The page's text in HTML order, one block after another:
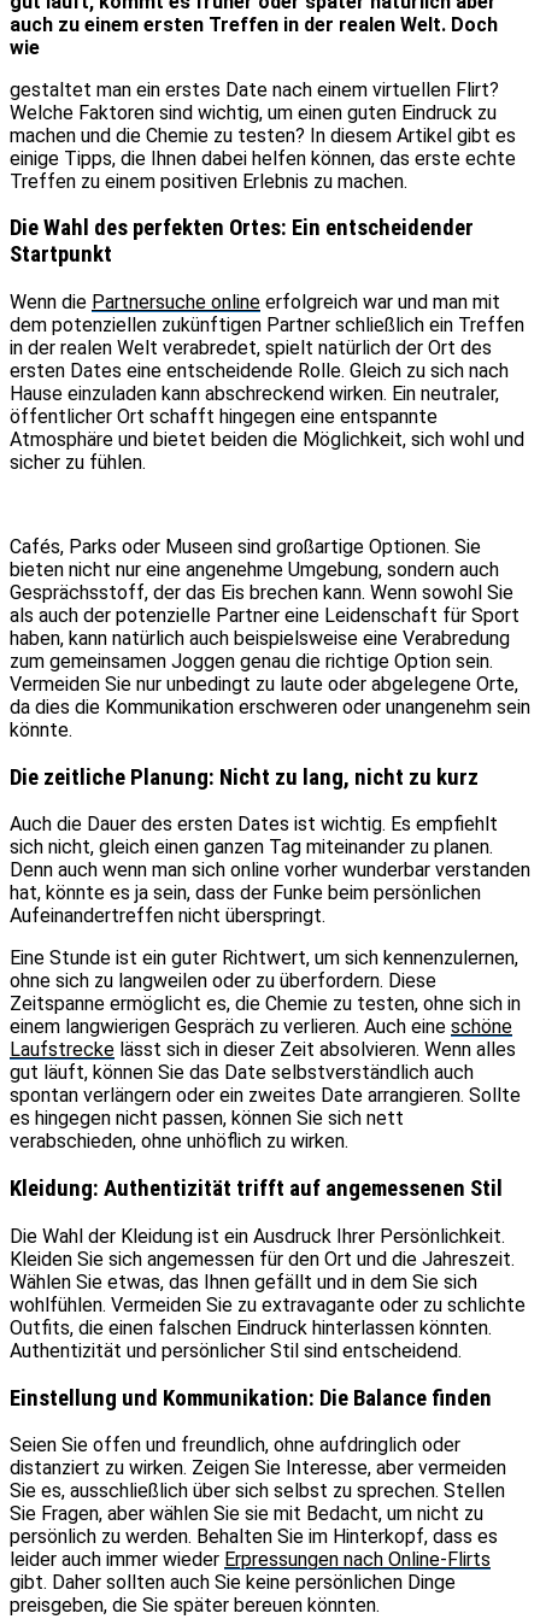
auch zu einem ersten Treffen in der realen Welt. Doch
wie
gestaltet man ein erstes Date nach einem virtuellen Flirt?
Welche Faktoren sind wichtig, um einen guten Eindruck zu
machen und die Chemie zu testen? In diesem Artikel gibt es
einige Tipps, die Ihnen dabei helfen können, das erste echte
Treffen zu einem positiven Erlebnis zu machen.
Die Wahl des perfekten Ortes: Ein entscheidender
Startpunkt
Wenn die Partnersuche online erfolgreich war und man mit
dem potenziellen zukünftigen Partner schließlich ein Treffen
in der realen Welt verabredet, spielt natürlich der Ort des
ersten Dates eine entscheidende Rolle. Gleich zu sich nach
Hause einzuladen kann abschreckend wirken. Ein neutraler,
öffentlicher Ort schafft hingegen eine entspannte
Atmosphäre und bietet beiden die Möglichkeit, sich wohl und
sicher zu fühlen.
Cafés, Parks oder Museen sind großartige Optionen. Sie
bieten nicht nur eine angenehme Umgebung, sondern auch
Gesprächsstoff, der das Eis brechen kann. Wenn sowohl Sie
als auch der potenzielle Partner eine Leidenschaft für Sport
haben, kann natürlich auch beispielsweise eine Verabredung
zum gemeinsamen Joggen genau die richtige Option sein.
Vermeiden Sie nur unbedingt zu laute oder abgelegene Orte,
da dies die Kommunikation erschweren oder unangenehm sein
könnte.
Die zeitliche Planung: Nicht zu lang, nicht zu kurz
Auch die Dauer des ersten Dates ist wichtig. Es empfiehlt
sich nicht, gleich einen ganzen Tag miteinander zu planen.
Denn auch wenn man sich online vorher wunderbar verstanden
hat, könnte es ja sein, dass der Funke beim persönlichen
Aufeinandertreffen nicht überspringt.
Eine Stunde ist ein guter Richtwert, um sich kennenzulernen,
ohne sich zu langweilen oder zu überfordern. Diese
Zeitspanne ermöglicht es, die Chemie zu testen, ohne sich in
einem langwierigen Gespräch zu verlieren. Auch eine schöne
Laufstrecke lässt sich in dieser Zeit absolvieren. Wenn alles
gut läuft, können Sie das Date selbstverständlich auch
spontan verlängern oder ein zweites Date arrangieren. Sollte
es hingegen nicht passen, können Sie sich nett
verabschieden, ohne unhöflich zu wirken.
Kleidung: Authentizität trifft auf angemessenen Stil
Die Wahl der Kleidung ist ein Ausdruck Ihrer Persönlichkeit.
Kleiden Sie sich angemessen für den Ort und die Jahreszeit.
Wählen Sie etwas, das Ihnen gefällt und in dem Sie sich
wohlfühlen. Vermeiden Sie zu extravagante oder zu schlichte
Outfits, die einen falschen Eindruck hinterlassen könnten.
Authentizität und persönlicher Stil sind entscheidend.
Einstellung und Kommunikation: Die Balance finden
Seien Sie offen und freundlich, ohne aufdringlich oder
distanziert zu wirken. Zeigen Sie Interesse, aber vermeiden
Sie es, ausschließlich über sich selbst zu sprechen. Stellen
Sie Fragen, aber wählen Sie sie mit Bedacht, um nicht zu
persönlich zu werden. Behalten Sie im Hinterkopf, dass es
leider auch immer wieder Erpressungen nach Online-Flirts
gibt. Daher sollten auch Sie keine persönlichen Dinge
preisgeben, die Sie später bereuen könnten.